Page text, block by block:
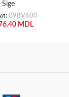
Sige
098V600
MDL